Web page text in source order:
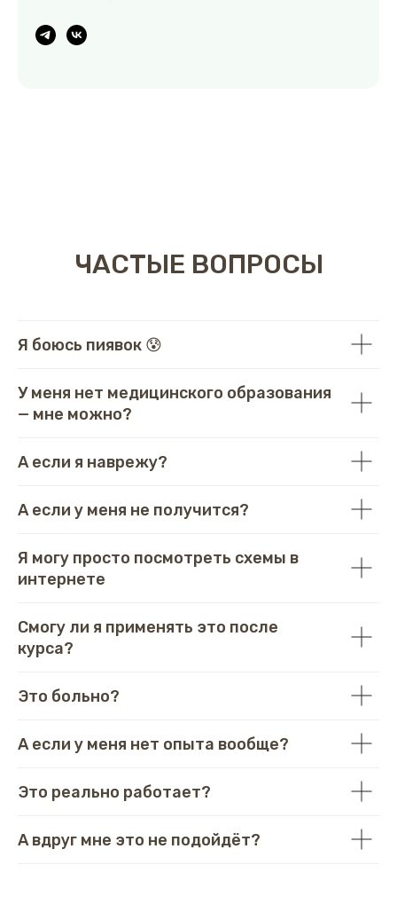
ЧАСТЫЕ ВОПРОСЫ
Я боюсь пиявок 😰
У меня нет медицинского образования
— мне можно?
А если я наврежу?
А если у меня не получится?
Я могу просто посмотреть схемы в
интернете
Смогу ли я применять это после
курса?
Это больно?
А если у меня нет опыта вообще?
Это реально работает?
А вдруг мне это не подойдёт?